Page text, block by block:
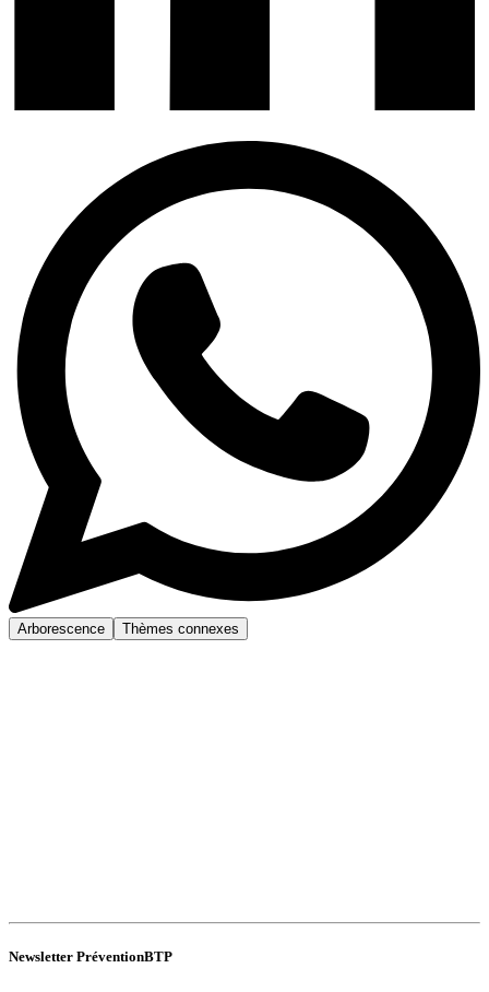
Arborescence Thèmes connexes
Newsletter PréventionBTP